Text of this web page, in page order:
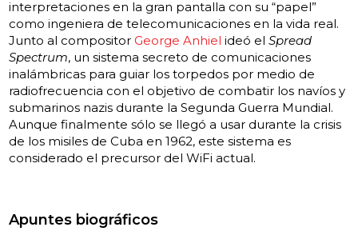
interpretaciones en la gran pantalla con su “papel”
como ingeniera de telecomunicaciones en la vida real.
Junto al compositorGeorge Anhiel ideó elSpread
Spectrum, un sistema secreto de comunicaciones
inalámbricas para guiar los torpedos por medio de
radiofrecuencia con el objetivo de combatir los navíos y
submarinos nazis durante la Segunda Guerra Mundial.
Aunque finalmente sólo se llegó a usar durante la crisis
de los misiles de Cuba en 1962, este sistema es
considerado el precursor del WiFi actual.
Apuntes biográficos